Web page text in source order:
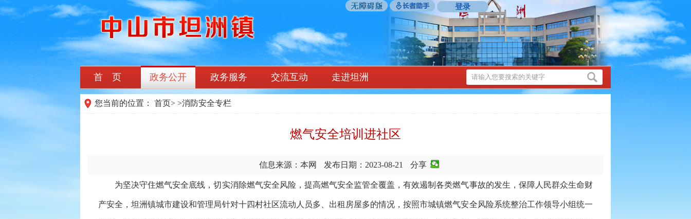
登录
首 页 政务公开 政务服务 交流互动 走进坦洲
您当前的位置： 首页> >消防安全专栏
燃气安全培训进社区
信息来源：本网 发布日期：2023-08-21 分享：
为坚决守住燃气安全底线，切实消除燃气安全风险，提高燃气安全监管全覆盖，有效遏制各类燃气事故的发生，保障人民群众生命财
产安全，坦洲镇城市建设和管理局针对十四村社区流动人员多、出租房屋多的情况，按照市城镇燃气安全风险系统整治工作领导小组统一